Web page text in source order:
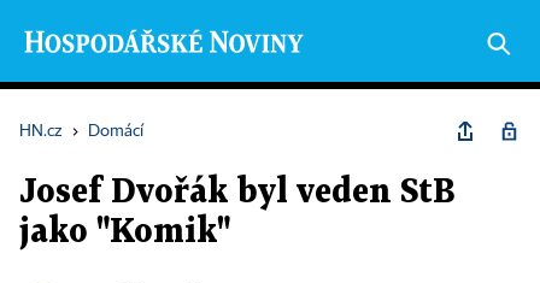
HN.cz › Domácí
Josef Dvořák byl veden StB
jako "Komik"